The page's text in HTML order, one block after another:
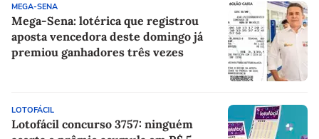
MEGA-SENA
Mega-Sena: lotérica que registrou
aposta vencedora deste domingo já
premiou ganhadores três vezes
LOTOFÁCIL
Lotofácil concurso 3757: ninguém